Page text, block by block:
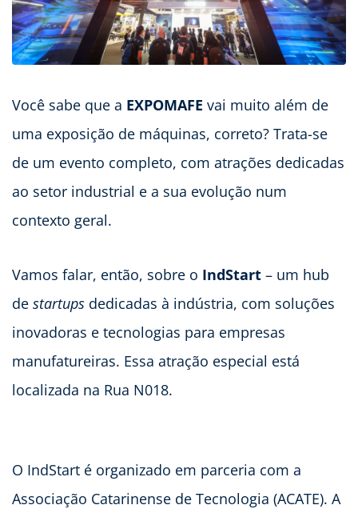
Você sabe que a EXPOMAFE vai muito além de
uma exposição de máquinas, correto? Trata-se
de um evento completo, com atrações dedicadas
ao setor industrial e a sua evolução num
contexto geral.
Vamos falar, então, sobre o IndStart – um hub
de startups dedicadas à indústria, com soluções
inovadoras e tecnologias para empresas
manufatureiras. Essa atração especial está
localizada na Rua N018.
O IndStart é organizado em parceria com a
Associação Catarinense de Tecnologia (ACATE). A